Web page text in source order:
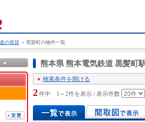
の賃貸 ＞ 黒髪町の物件一覧
熊本県 熊本電気鉄道 黒髪町
検索条件を開ける
2件中 1～2件を表示 / 表示件数